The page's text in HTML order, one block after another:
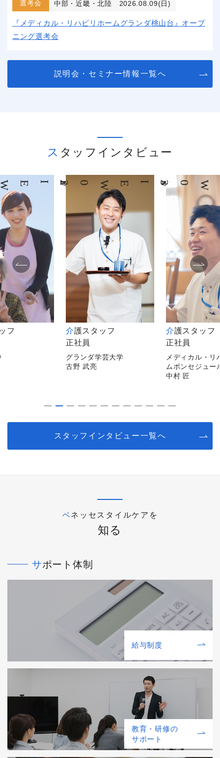
選考会 中部・近畿・北陸 2026.08.09(日)
『メディカル・リハビリホームグランダ桃山台』オープ
ニング選考会
説明会・セミナー情報一覧へ
スタッフインタビュー
INTERVIEW INTERVIEW
フ
大学
03
介護スタッフ
正社員
メディカル・リハビリホー
ムボンセジュール千葉
04
介護スタッフ
非常勤
メディカルホー
逗子
平山 陽子
スタッフインタビュー一覧へ
ベネッセスタイルケアを
知る
サポート体制
給与制度
教育・研修の
サポート